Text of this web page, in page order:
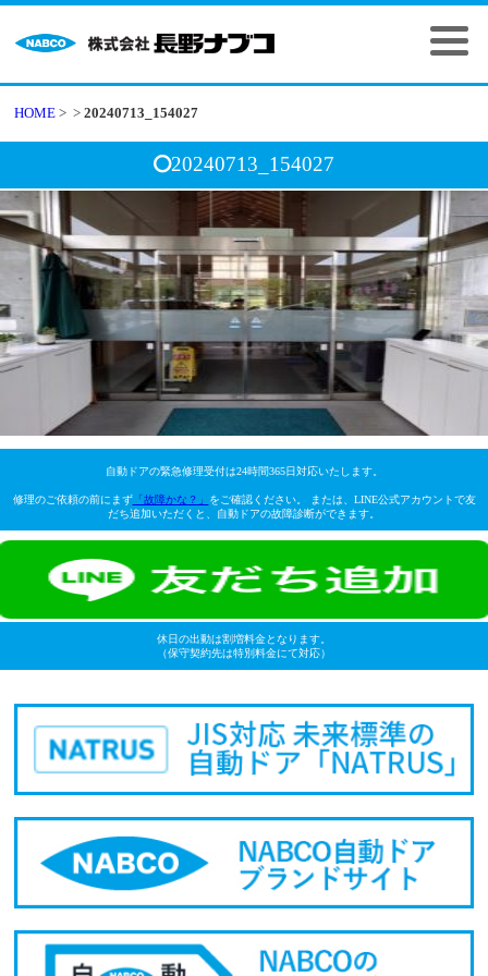
HOME > >20240713_154027
20240713_154027
自動ドアの緊急修理受付は24時間365日対応いたします。
修理のご依頼の前にまず「故障かな？」
をご確認ください。 または、LINE公式アカウントで友
だち追加いただくと、自動ドアの故障診断ができます。
休日の出動は割増料金となります。
（保守契約先は特別料金にて対応）